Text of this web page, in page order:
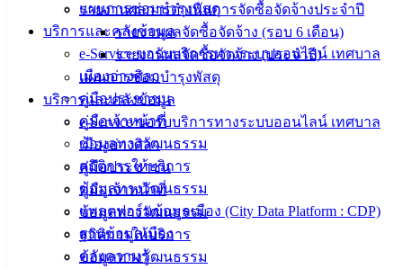
แผนการซ่อมบำรุงพัสดุ
บริการและคลังข้อมูล
e-Service ขอรับบริการทางระบบออนไลน์ เทศบาล
เมืองอ่างศิลา
คู่มือประชาชน
คู่มือเจ้าหน้าที่
ข้อมูลทางวัฒนธรรม
สถิติการให้บริการ
ข้อมูลทางวัฒนธรรม
แพลตฟอร์มข้อมูลเมือง (City Data Platform : CDP)
ฐานข้อมูลเมือง
คลังความรู้
รายงานผลการดำเนินการจัดซื้อจัดจ้างประจำปี
รายงานผลจัดซื้อจัดจ้าง (รอบ 6 เดือน)
รายงานผลจัดซื้อจัดจ้าง (ประจำปี)
แผนการซ่อมบำรุงพัสดุ
บริการและคลังข้อมูล
e-Service ขอรับบริการทางระบบออนไลน์ เทศบาล
เมืองอ่างศิลา
คู่มือประชาชน
คู่มือเจ้าหน้าที่
ข้อมูลทางวัฒนธรรม
สถิติการให้บริการ
ข้อมูลทางวัฒนธรรม
งาน
ข่าวสาร
น่ารู้
ศุนย์
ข้อมูล
ข่าวสาร
อิเล็กทรอนิกส์
องค์
ความรู้
(Knowledge
Management)